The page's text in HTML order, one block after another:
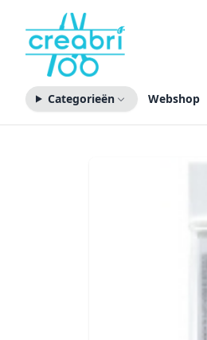
Categorieën Webshop